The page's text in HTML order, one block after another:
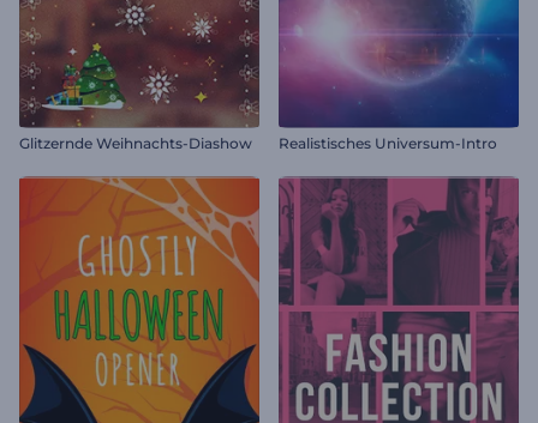
Glitzernde Weihnachts-Diashow Realistisches Universum-Intro